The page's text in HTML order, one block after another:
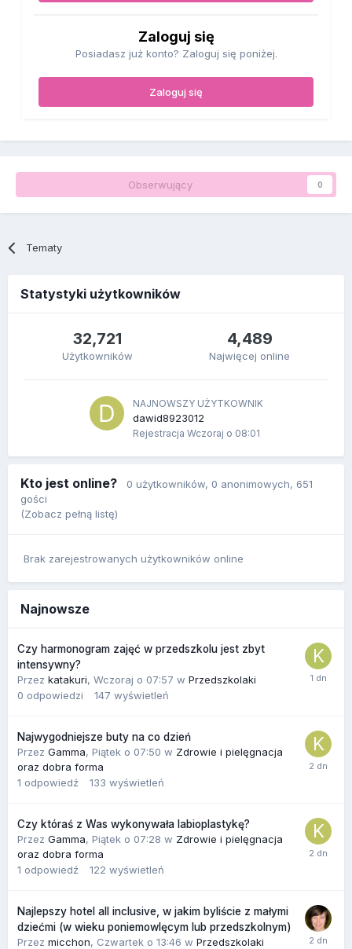
Zaloguj się
Posiadasz już konto? Zaloguj się poniżej.
Zaloguj się
Obserwujący 0
Tematy
Statystyki użytkowników
32,721
Użytkowników
4,489
Najwięcej online
NAJNOWSZY UŻYTKOWNIK
dawid8923012
Rejestracja Wczoraj o 08:01
Kto jest online? 0 użytkowników, 0 anonimowych, 651
gości
(Zobacz pełną listę)
Brak zarejestrowanych użytkowników online
Najnowsze
Czy harmonogram zajęć w przedszkolu jest zbyt
intensywny?
Przez katakuri, Wczoraj o 07:57 w Przedszkolaki
0 odpowiedzi 147 wyświetleń
Najwygodniejsze buty na co dzień
Przez Gamma, Piątek o 07:50 w Zdrowie i pielęgnacja
oraz dobra forma
1 odpowiedź 133 wyświetleń
Czy któraś z Was wykonywała labioplastykę?
Przez Gamma, Piątek o 07:28 w Zdrowie i pielęgnacja
oraz dobra forma
1 odpowiedź 122 wyświetleń
Najlepszy hotel all inclusive, w jakim byliście z małymi
dziećmi (w wieku poniemowlęcym lub przedszkolnym)
Przez micchon, Czwartek o 13:46 w Przedszkolaki